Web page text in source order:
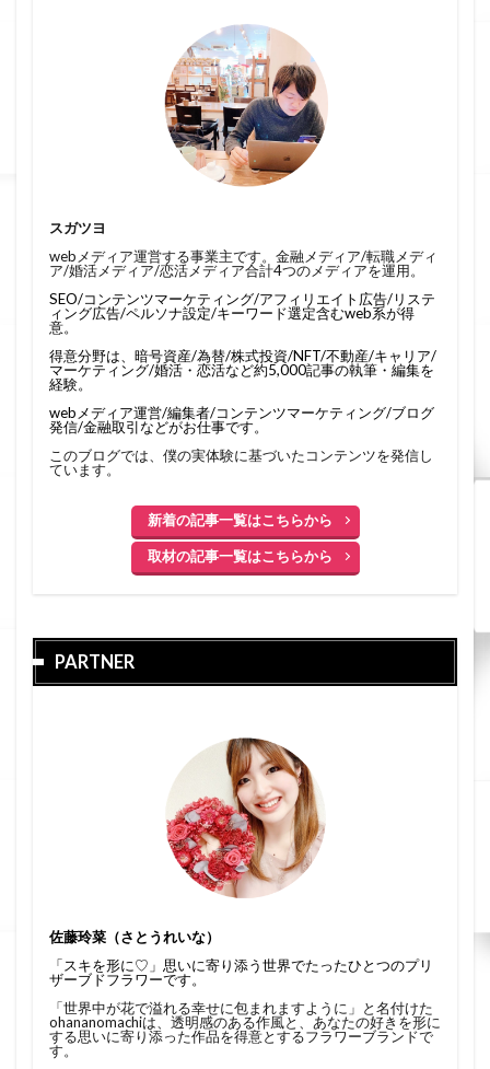
スガツヨ
webメディア運営する事業主です。金融メディア/転職メディ
ア/婚活メディア/恋活メディア合計4つのメディアを運用。
SEO/コンテンツマーケティング/アフィリエイト広告/リステ
ィング広告/ペルソナ設定/キーワード選定含むweb系が得
意。
得意分野は、暗号資産/為替/株式投資/NFT/不動産/キャリア/
マーケティング/婚活・恋活など約5,000記事の執筆・編集を
経験。
webメディア運営/編集者/コンテンツマーケティング/ブログ
発信/金融取引などがお仕事です。
このブログでは、僕の実体験に基づいたコンテンツを発信し
ています。
新着の記事一覧はこちらから
取材の記事一覧はこちらから
PARTNER
佐藤玲菜（さとうれいな）
「スキを形に♡」思いに寄り添う世界でたったひとつのプリ
ザーブドフラワーです。
「世界中が花で溢れる幸せに包まれますように」と名付けた
ohananomachiは、透明感のある作風と、あなたの好きを形に
する思いに寄り添った作品を得意とするフラワーブランドで
す。